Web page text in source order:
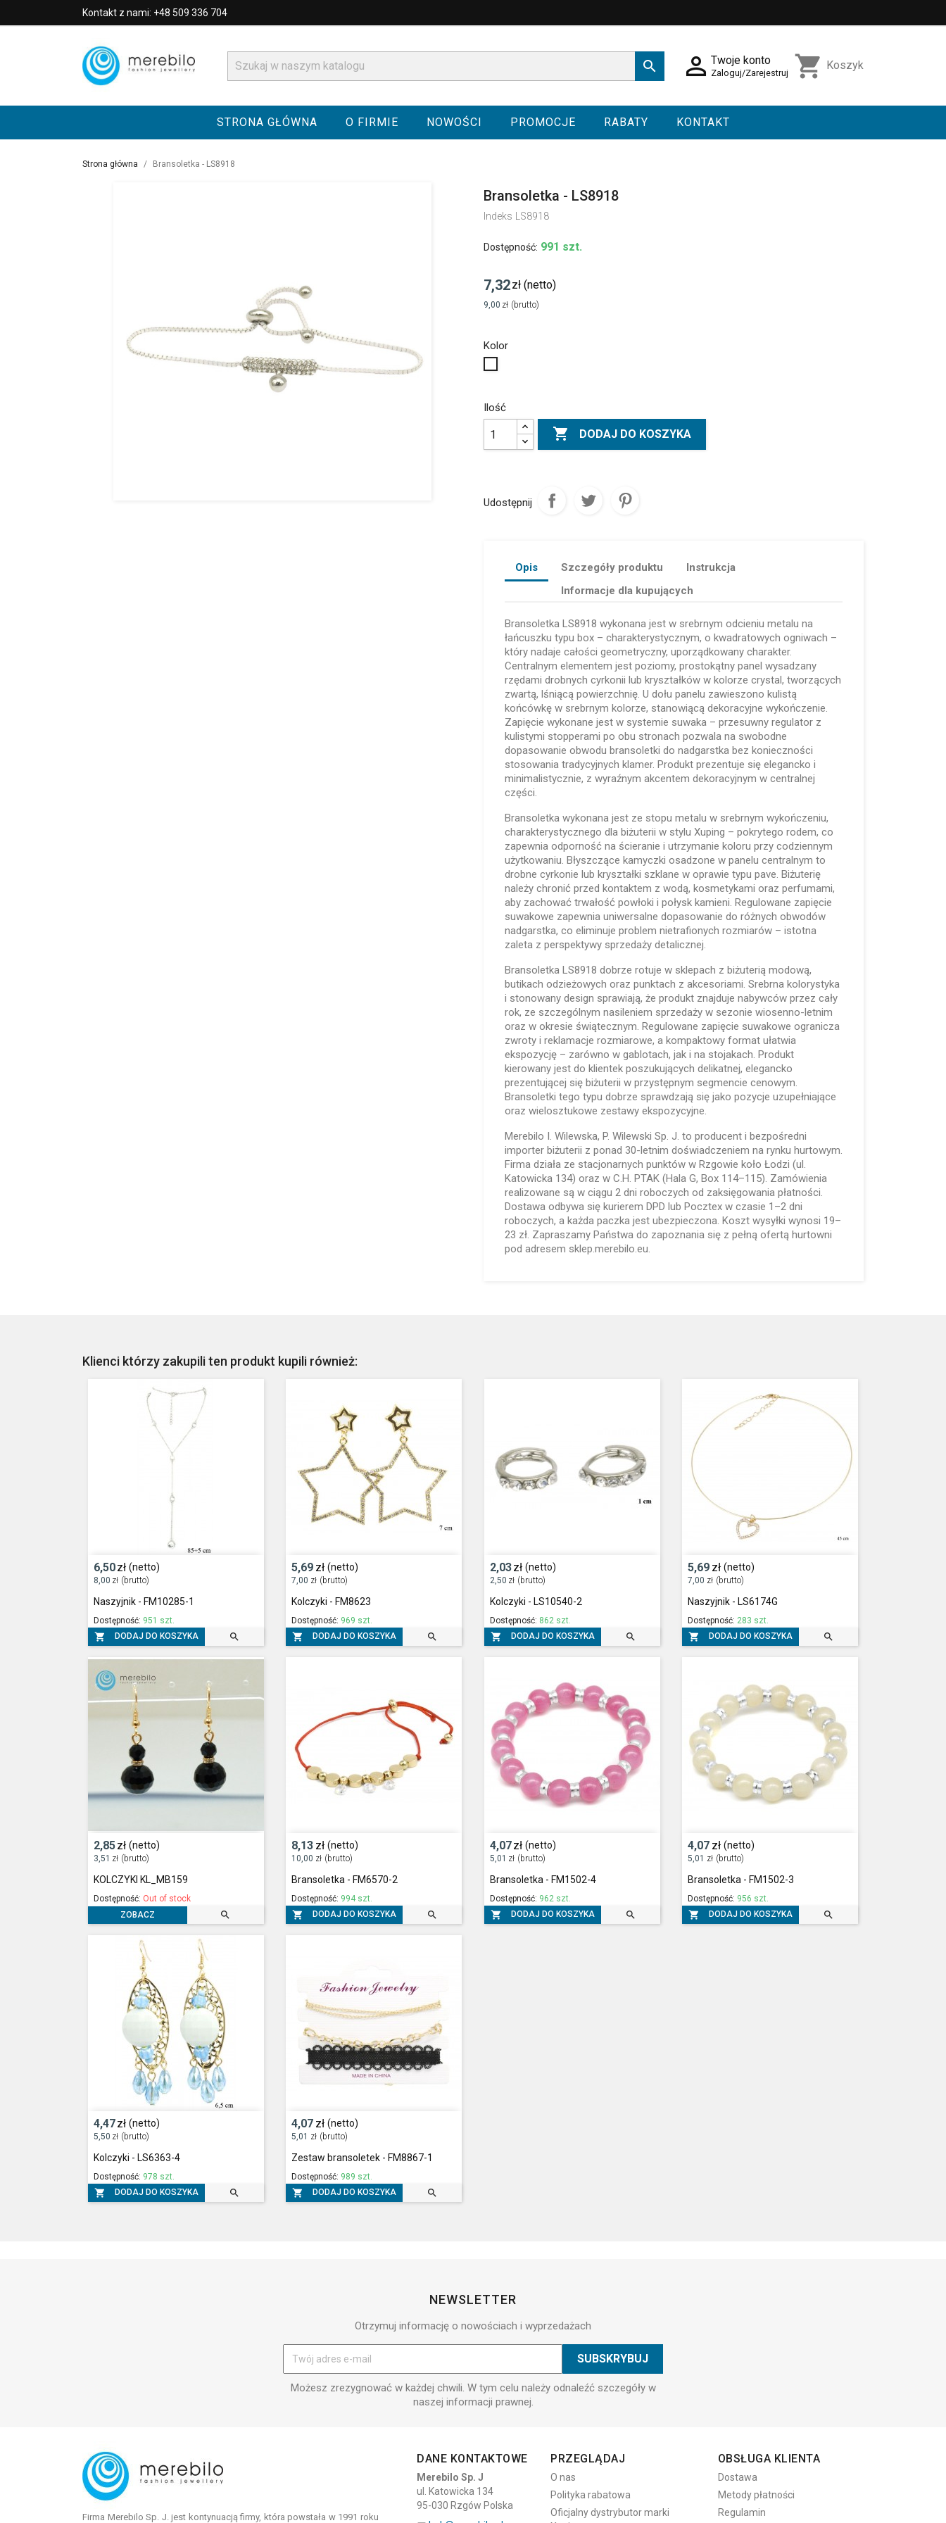
Kontakt z nami: +48 509 336 704
  Twoje konto
Zaloguj/Zarejestruj shopping_cart Koszyk
STRONA GŁÓWNA O FIRMIE NOWOŚCI PROMOCJE RABATY KONTAKT
Strona główna Bransoletka - LS8918
Bransoletka - LS8918
Indeks LS8918
Dostępność: 991 szt.
7,32zł (netto)
9,00 zł (brutto)
Kolor
Ilość
 DODAJ DO KOSZYKA
Udostępnij
Opis Szczegóły produktu
Instrukcja
Informacje dla kupujących
Bransoletka LS8918 wykonana jest w srebrnym odcieniu metalu na
łańcuszku typu box – charakterystycznym, o kwadratowych ogniwach –
który nadaje całości geometryczny, uporządkowany charakter.
Centralnym elementem jest poziomy, prostokątny panel wysadzany
rzędami drobnych cyrkonii lub kryształków w kolorze crystal, tworzących
zwartą, lśniącą powierzchnię. U dołu panelu zawieszono kulistą
końcówkę w srebrnym kolorze, stanowiącą dekoracyjne wykończenie.
Zapięcie wykonane jest w systemie suwaka – przesuwny regulator z
kulistymi stopperami po obu stronach pozwala na swobodne
dopasowanie obwodu bransoletki do nadgarstka bez konieczności
stosowania tradycyjnych klamer. Produkt prezentuje się elegancko i
minimalistycznie, z wyraźnym akcentem dekoracyjnym w centralnej
części.
Bransoletka wykonana jest ze stopu metalu w srebrnym wykończeniu,
charakterystycznego dla biżuterii w stylu Xuping – pokrytego rodem, co
zapewnia odporność na ścieranie i utrzymanie koloru przy codziennym
użytkowaniu. Błyszczące kamyczki osadzone w panelu centralnym to
drobne cyrkonie lub kryształki szklane w oprawie typu pave. Biżuterię
należy chronić przed kontaktem z wodą, kosmetykami oraz perfumami,
aby zachować trwałość powłoki i połysk kamieni. Regulowane zapięcie
suwakowe zapewnia uniwersalne dopasowanie do różnych obwodów
nadgarstka, co eliminuje problem nietrafionych rozmiarów – istotna
zaleta z perspektywy sprzedaży detalicznej.
Bransoletka LS8918 dobrze rotuje w sklepach z biżuterią modową,
butikach odzieżowych oraz punktach z akcesoriami. Srebrna kolorystyka
i stonowany design sprawiają, że produkt znajduje nabywców przez cały
rok, ze szczególnym nasileniem sprzedaży w sezonie wiosenno-letnim
oraz w okresie świątecznym. Regulowane zapięcie suwakowe ogranicza
zwroty i reklamacje rozmiarowe, a kompaktowy format ułatwia
ekspozycję – zarówno w gablotach, jak i na stojakach. Produkt
kierowany jest do klientek poszukujących delikatnej, elegancko
prezentującej się biżuterii w przystępnym segmencie cenowym.
Bransoletki tego typu dobrze sprawdzają się jako pozycje uzupełniające
oraz wielosztukowe zestawy ekspozycyjne.
Merebilo I. Wilewska, P. Wilewski Sp. J. to producent i bezpośredni
importer biżuterii z ponad 30-letnim doświadczeniem na rynku hurtowym.
Firma działa ze stacjonarnych punktów w Rzgowie koło Łodzi (ul.
Katowicka 134) oraz w C.H. PTAK (Hala G, Box 114–115). Zamówienia
realizowane są w ciągu 2 dni roboczych od zaksięgowania płatności.
Dostawa odbywa się kurierem DPD lub Pocztex w czasie 1–2 dni
roboczych, a każda paczka jest ubezpieczona. Koszt wysyłki wynosi 19–
23 zł. Zapraszamy Państwa do zapoznania się z pełną ofertą hurtowni
pod adresem sklep.merebilo.eu.
Klienci którzy zakupili ten produkt kupili również:
6,50zł (netto)
8,00 zł (brutto)
Naszyjnik - FM10285-1
Dostępność: 951 szt.
 DODAJ DO KOSZYKA 
5,69 zł (netto)
7,00 zł (brutto)
Kolczyki - FM8623
Dostępność: 969 szt.
 DODAJ DO KOSZYKA 
2,03zł (netto)
2,50 zł (brutto)
Kolczyki - LS10540-2
Dostępność: 862 szt.
 DODAJ DO KOSZYKA 
5,69 zł (netto)
7,00 zł (brutto)
Naszyjnik - LS6174G
Dostępność: 283 szt.
 DODAJ DO KOSZYKA 
2,85zł (netto)
3,51 zł (brutto)
KOLCZYKI KL_MB159
Dostępność: Out of stock
ZOBACZ

8,13 zł (netto)
10,00 zł (brutto)
Bransoletka - FM6570-2
Dostępność: 994 szt.
 DODAJ DO KOSZYKA 
4,07zł (netto)
5,01 zł (brutto)
Bransoletka - FM1502-4
Dostępność: 962 szt.
 DODAJ DO KOSZYKA 
4,07 zł (netto)
5,01 zł (brutto)
Bransoletka - FM1502-3
Dostępność: 956 szt.
 DODAJ DO KOSZYKA 
4,47zł (netto)
5,50 zł (brutto)
Kolczyki - LS6363-4
Dostępność: 978 szt.
 DODAJ DO KOSZYKA 
4,07 zł (netto)
5,01 zł (brutto)
Zestaw bransoletek - FM8867-1
Dostępność: 989 szt.
 DODAJ DO KOSZYKA 
NEWSLETTER
Otrzymuj informację o nowościach i wyprzedażach
Możesz zrezygnować w każdej chwili. W tym celu należy odnaleźć szczegóły w
naszej informacji prawnej.
Firma Merebilo Sp. J. jest kontynuacją firmy, która powstała w 1991 roku
DANE KONTAKTOWE
Merebilo Sp. J
ul. Katowicka 134
95-030 Rzgów Polska
PRZEGLĄDAJ
O nas
Polityka rabatowa
Oficjalny dystrybutor marki
OBSŁUGA KLIENTA
Dostawa
Metody płatności
Regulamin